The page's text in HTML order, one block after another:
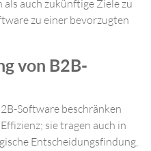
auch zukünftige Ziele zu
zu einer bevorzugten
von B2B-
Software beschränken
sie tragen auch in
Entscheidungsfindung,